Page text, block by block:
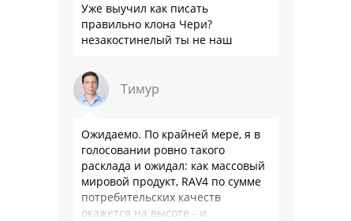
Уже выучил как писать
правильно клона Чери?
незакостинелый ты не наш
Тимур
Ожидаемо. По крайней мере, я в
голосовании ровно такого
расклада и ожидал: как массовый
мировой продукт, RAV4 по сумме
потребительских качеств
окажется на высоте - и